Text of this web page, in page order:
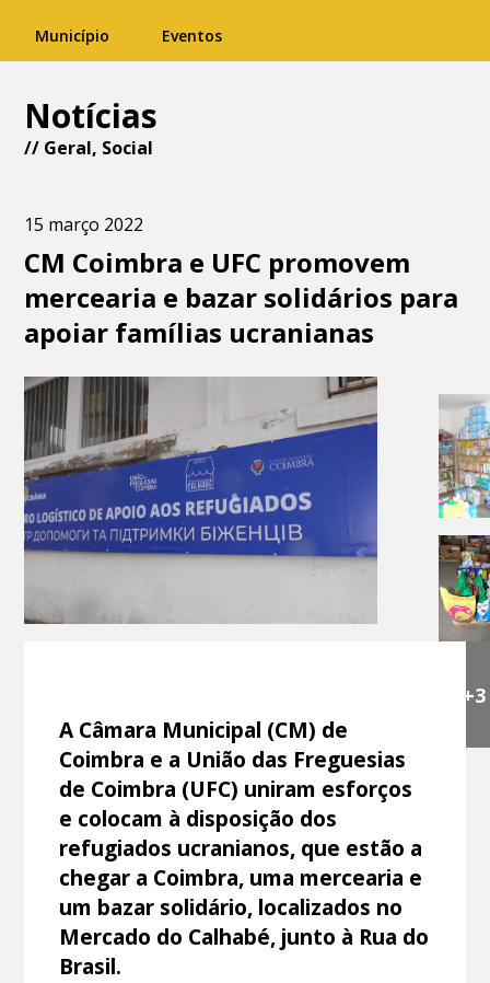
Município Eventos
Notícias
// Geral, Social
15 março 2022
CM Coimbra e UFC promovem
mercearia e bazar solidários para
apoiar famílias ucranianas
+3
A Câmara Municipal (CM) de
Coimbra e a União das Freguesias
de Coimbra (UFC) uniram esforços
e colocam à disposição dos
refugiados ucranianos, que estão a
chegar a Coimbra, uma mercearia e
um bazar solidário, localizados no
Mercado do Calhabé, junto à Rua do
Brasil.